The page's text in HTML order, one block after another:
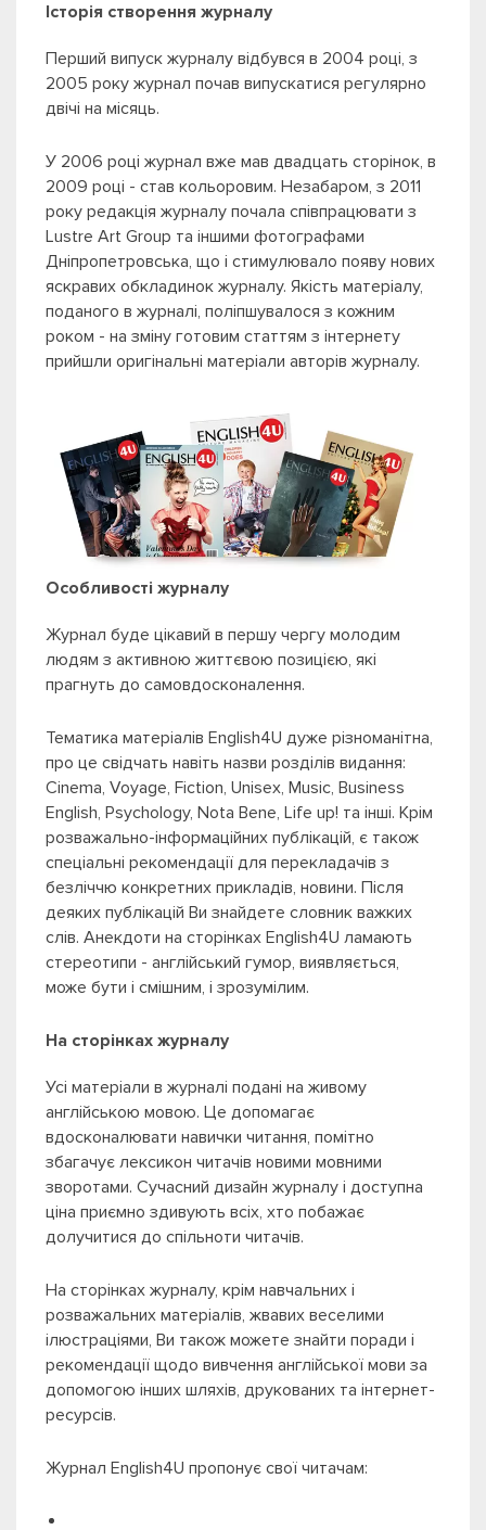
Історія створення журналу
Перший випуск журналу відбувся в 2004 році, з
2005 року журнал почав випускатися регулярно
двічі на місяць.
У 2006 році журнал вже мав двадцать сторiнок, в
2009 році - став кольоровим. Незабаром, з 2011
року редакція журналу почала співпрацювати з
Lustre Art Group та іншими фотографами
Дніпропетровська, що і стимулювало появу нових
яскравих обкладинок журналу. Якість матеріалу,
поданого в журналі, поліпшувалося з кожним
роком - на зміну готовим статтям з інтернету
прийшли оригінальні матеріали авторів журналу.
Особливості журналу
Журнал буде цікавий в першу чергу молодим
людям з активною життєвою позицією, які
прагнуть до самовдосконалення.
Тематика матеріалів English4U дуже різноманітна,
про це свідчать навіть назви розділів видання:
Сinema, Voyage, Fiction, Unisex, Music, Business
English, Psychology, Nota Bene, Life up! та інші. Крім
розважально-інформаційних публікацій, є також
спеціальні рекомендації для перекладачів з
безліччю конкретних прикладів, новини. Після
деяких публікацій Ви знайдете словник важких
слів. Анекдоти на сторінках English4U ламають
стереотипи - англійський гумор, виявляється,
може бути і смішним, і зрозумілим.
На сторінках журналу
Усі матеріали в журналі подані на живому
англійською мовою. Це допомагає
вдосконалювати навички читання, помітно
збагачує лексикон читачів новими мовними
зворотами. Сучасний дизайн журналу і доступна
ціна приємно здивують всіх, хто побажає
долучитися до спільноти читачів.
На сторінках журналу, крім навчальних і
розважальних матеріалів, жвавих веселими
ілюстраціями, Ви також можете знайти поради і
рекомендації щодо вивчення англійської мови за
допомогою інших шляхів, друкованих та інтернет-
ресурсів.
Журнал English4U пропонує свої читачам: